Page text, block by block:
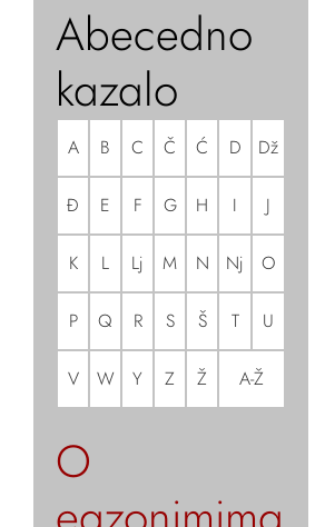
Abecedno
kazalo
A B C Č Ć D Dž
Đ E F G H I J
K L Lj M N Nj O
P Q R S Š T U
V W Y Z Ž A-Ž
O